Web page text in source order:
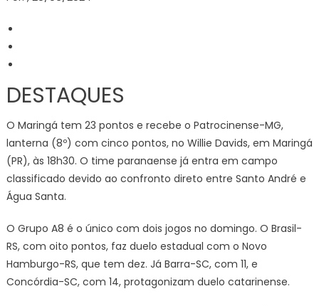
DESTAQUES
O Maringá tem 23 pontos e recebe o Patrocinense-MG,
lanterna (8º) com cinco pontos, no Willie Davids, em Maringá
(PR), às 18h30. O time paranaense já entra em campo
classificado devido ao confronto direto entre Santo André e
Água Santa.
O Grupo A8 é o único com dois jogos no domingo. O Brasil-
RS, com oito pontos, faz duelo estadual com o Novo
Hamburgo-RS, que tem dez. Já Barra-SC, com 11, e
Concórdia-SC, com 14, protagonizam duelo catarinense.